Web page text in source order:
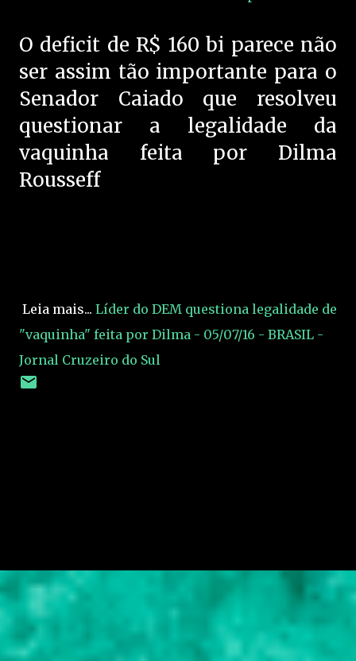
O deficit de R$ 160 bi parece não
ser assim tão importante para o
Senador Caiado que resolveu
questionar a legalidade da
vaquinha feita por Dilma
Rousseff
Leia mais... Líder do DEM questiona legalidade de
"vaquinha" feita por Dilma - 05/07/16 - BRASIL -
Jornal Cruzeiro do Sul
n
á
r